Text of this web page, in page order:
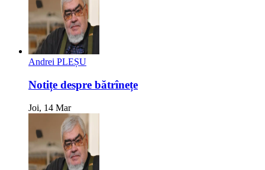
Andrei PLEȘU
Notițe despre bătrînețe
Joi, 14 Mar